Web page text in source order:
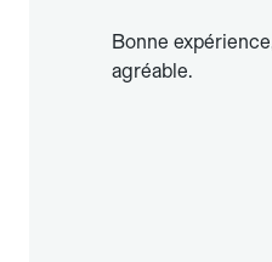
Bonne
agréable.